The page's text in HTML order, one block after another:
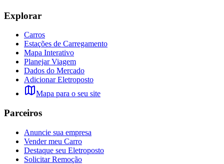
Explorar
Carros
Estações de Carregamento
Mapa Interativo
Planejar Viagem
Dados do Mercado
Adicionar Eletroposto
Mapa para o seu site
Parceiros
Anuncie sua empresa
Vender meu Carro
Destaque seu Eletroposto
Solicitar Remoção